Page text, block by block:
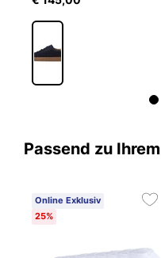
Passend zu
Online Exklusiv
25%